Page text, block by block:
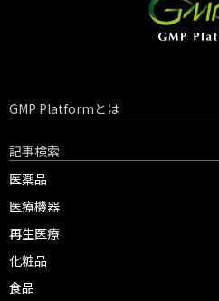
GMP Platformとは
記事検索
医薬品
医療機器
再生医療
化粧品
食品